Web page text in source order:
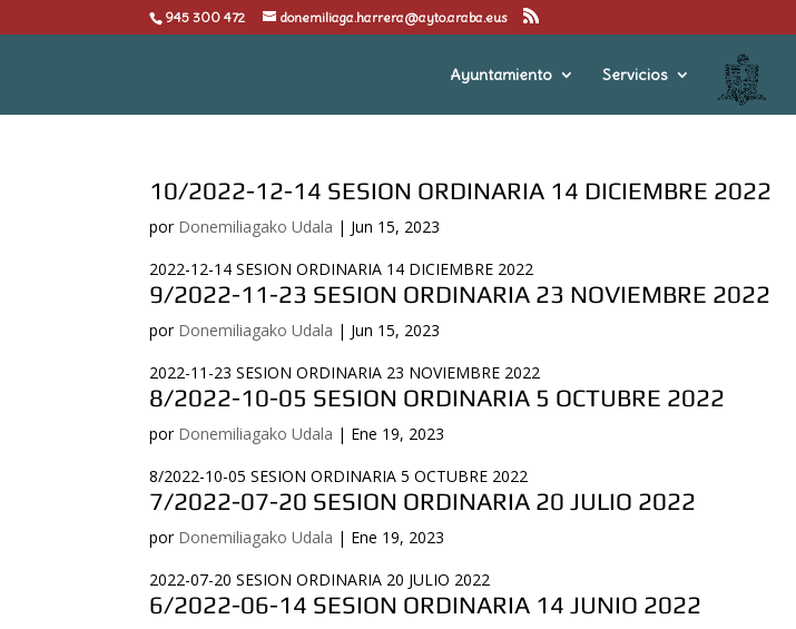
945 300 472 donemiliaga.harrera@ayto.araba.eus
Ayuntamiento Servicios
10/2022-12-14 SESION ORDINARIA 14 DICIEMBRE 2022
por Donemiliagako Udala | Jun 15, 2023
2022-12-14 SESION ORDINARIA 14 DICIEMBRE 2022
9/2022-11-23 SESION ORDINARIA 23 NOVIEMBRE 2022
por Donemiliagako Udala | Jun 15, 2023
2022-11-23 SESION ORDINARIA 23 NOVIEMBRE 2022
8/2022-10-05 SESION ORDINARIA 5 OCTUBRE 2022
por Donemiliagako Udala | Ene 19, 2023
8/2022-10-05 SESION ORDINARIA 5 OCTUBRE 2022
7/2022-07-20 SESION ORDINARIA 20 JULIO 2022
por Donemiliagako Udala | Ene 19, 2023
2022-07-20 SESION ORDINARIA 20 JULIO 2022
6/2022-06-14 SESION ORDINARIA 14 JUNIO 2022